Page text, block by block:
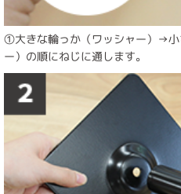
①大きな輪っか（ワッシャー）→小
ー）の順にねじに通します。